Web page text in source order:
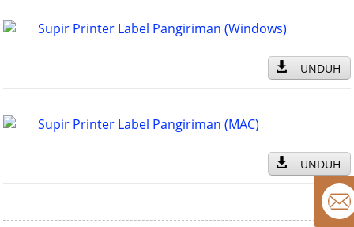
Supir Printer Label Pangiriman (windows)
UNDUH
Supir Printer Label Pangiriman (MAC)
UNDUH